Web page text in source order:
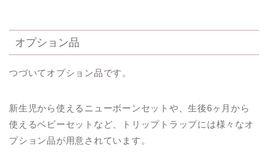
オプション品
つづいてオプション品です。
新生児から使えるニューボーンセットや、生後6ヶ月から
使えるベビーセットなど、トリップトラップには様々なオ
プション品が用意されています。